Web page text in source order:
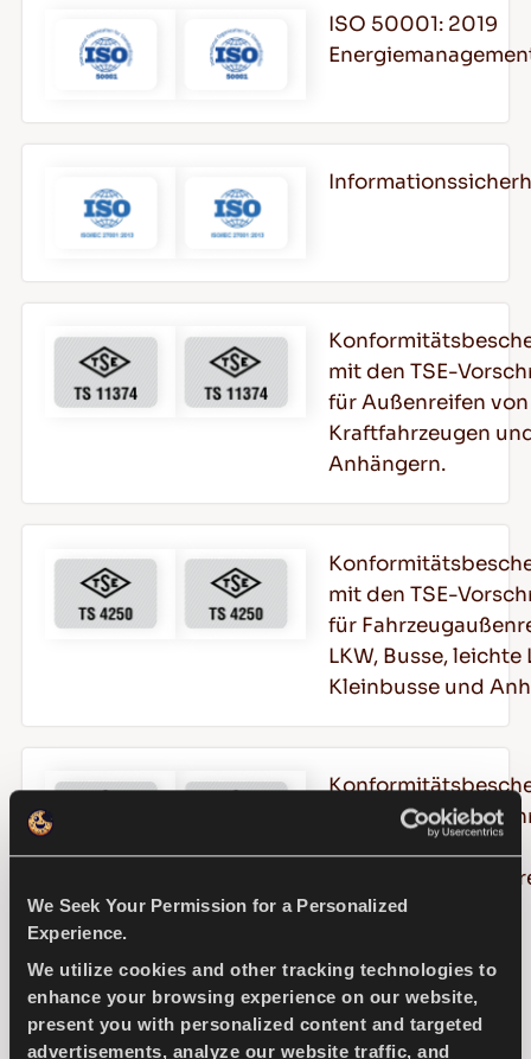
We Seek Your Permission for a Personalized
Experience.
We utilize cookies and other tracking technologies to
enhance your browsing experience on our website,
present you with personalized content and targeted
advertisements, analyze our website traffic, and
ISO 50001: 2019
mit den TSE-
für Außenreifen von
Kraftfahrzeugen
Anhängern.
mit den TSE-
für
LKW, Busse, leichte
Kleinbusse und
mit den TSE-
1993 wurde
Brisa als erstes
Unternehmen